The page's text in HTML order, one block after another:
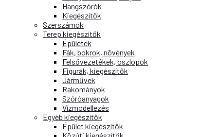
Hangszórók
Kiegészítők
Szerszámok
Terep kiegészítők
Épületek
Fák, bokrok, növények
Felsővezetékek, oszlopok
Figurák, kiegészítők
Járművek
Rakományok
Szóróanyagok
Vízmodellezés
Egyéb kiegészítők
Épület kiegészítők